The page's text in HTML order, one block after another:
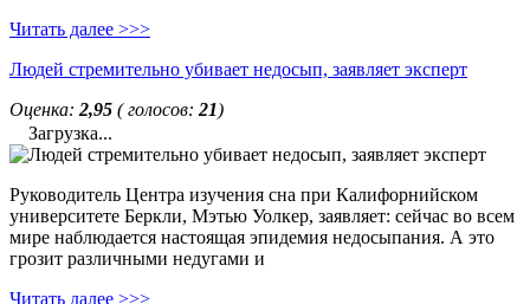
Читать далее >>>
Людей стремительно убивает недосып, заявляет эксперт
Оценка: 2,95 ( голосов: 21)
Загрузка...
Руководитель Центра изучения сна при Калифорнийском
университете Беркли, Мэтью Уолкер, заявляет: сейчас во всем
мире наблюдается настоящая эпидемия недосыпания. А это
грозит различными недугами и
Читать далее >>>